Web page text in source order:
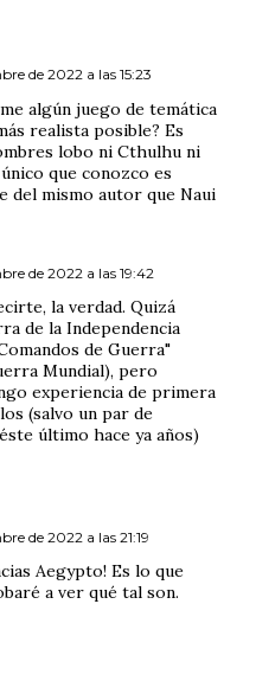
de 2022 a las 15:23
algún juego de temática
realista posible? Es
lobo ni Cthulhu ni
que conozco es
del mismo autor que Naui
de 2022 a las 19:42
la verdad. Quizá
de la Independencia
de Guerra"
Mundial), pero
experiencia de primera
(salvo un par de
último hace ya años)
de 2022 a las 21:19
Aegypto! Es lo que
a ver qué tal son.